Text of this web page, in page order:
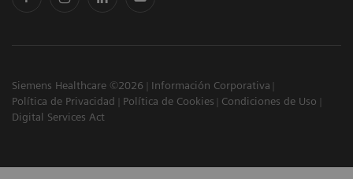
Siemens Healthcare ©2026
Información Corporativa
Política de Privacidad
Política de Cookies
Condiciones de Uso
Digital Services Act